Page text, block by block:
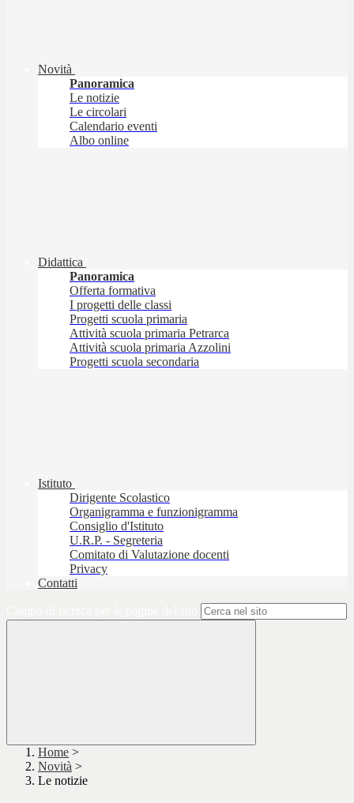
Novità
Panoramica
Le notizie
Le circolari
Calendario eventi
Albo online
Didattica
Panoramica
Offerta formativa
I progetti delle classi
Progetti scuola primaria
Attività scuola primaria Petrarca
Attività scuola primaria Azzolini
Progetti scuola secondaria
Istituto
Dirigente Scolastico
Organigramma e funzionigramma
Consiglio d'Istituto
U.R.P. - Segreteria
Comitato di Valutazione docenti
Privacy
Contatti
Home >
Novità >
Le notizie